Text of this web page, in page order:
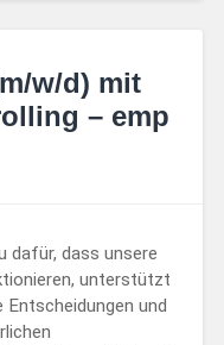
w/d) mit
– emp
dafür, dass unsere
unterstützt
und